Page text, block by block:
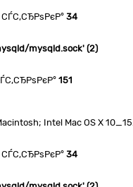
СЃС‚СЂРѕРєР°34
mysqld.sock' (2)
151
Intel Mac OS X
СЃС‚СЂРѕРєР°34